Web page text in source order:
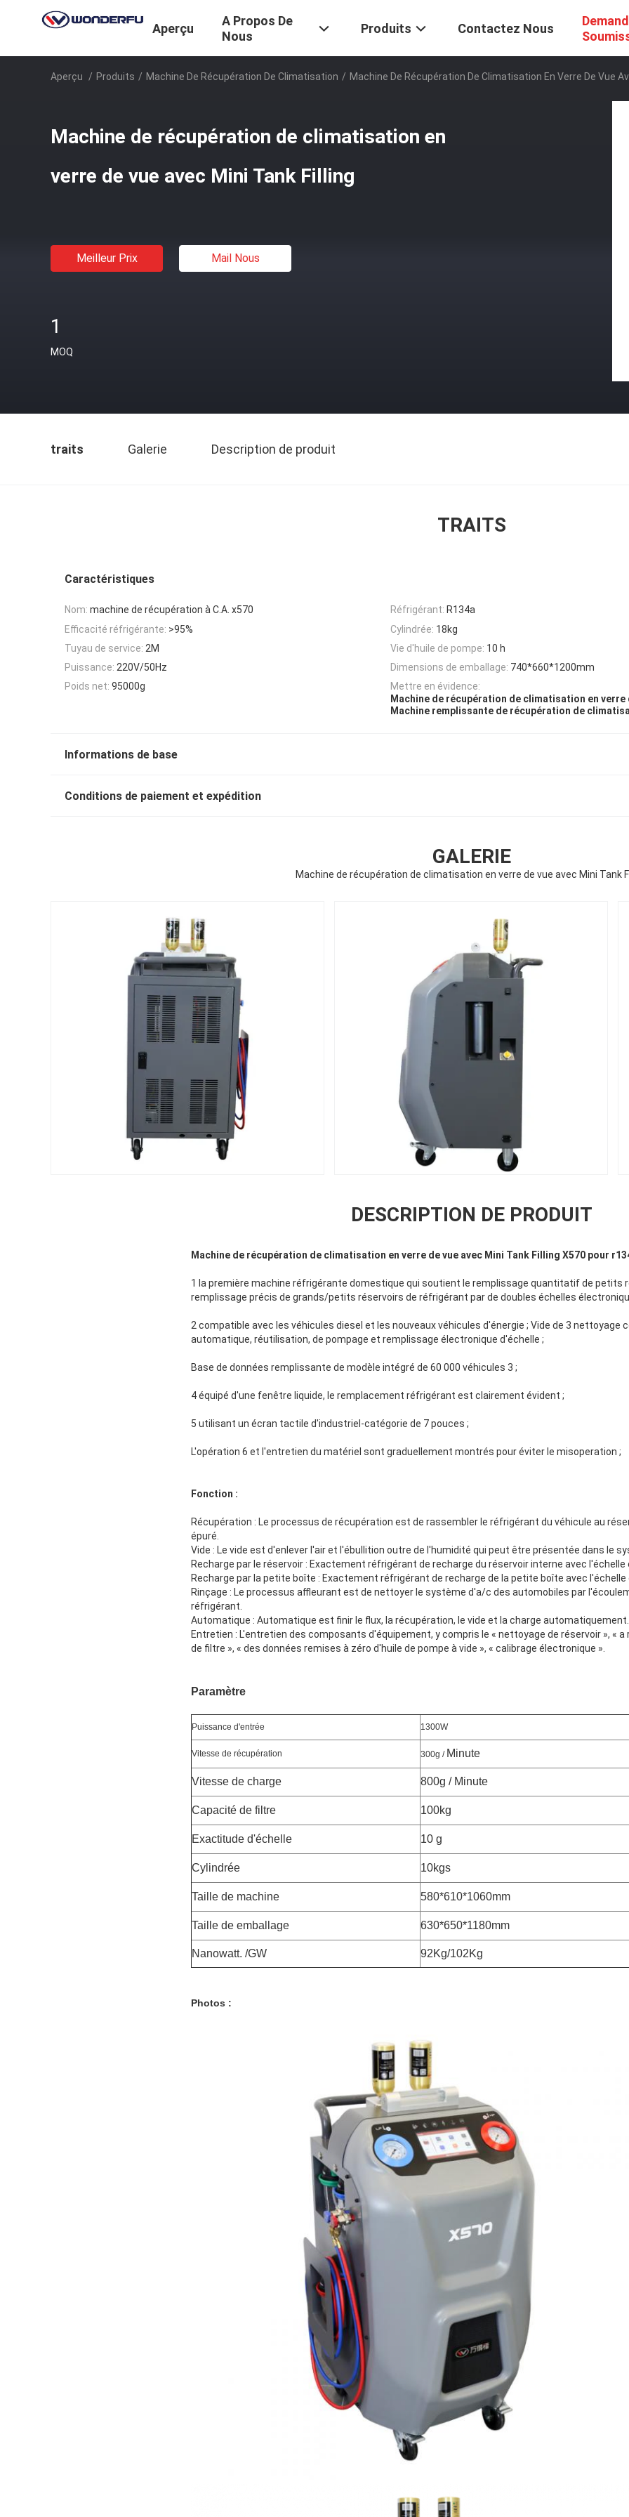
Aperçu
A Propos De
Nous
Produits Contactez Nous
Aperçu / Produits / Machine De Récupération De Climatisation / Machine De Récupération De Climatisation En Verre De Vue
Machine de récupération de climatisation en
verre de vue avec Mini Tank Filling
Meilleur Prix Mail Nous
1
MOQ
traits Galerie Description de produit
TRAITS
Caractéristiques
Nom: machine de récupération à C.A. x570 Réfrigérant: R134a
Efficacité réfrigérante: >95% Cylindrée: 18kg
Tuyau de service: 2M Vie d'huile de pompe: 10 h
Puissance: 220V/50Hz Dimensions de emballage: 740*660*1200mm
Poids net: 95000g
Mettre en évidence:
Machine de récupération de climatisation en verre
Machine remplissante de récupération de
Informations de base
Conditions de paiement et expédition
GALERIE
Machine de récupération de climatisation en verre de vue avec Mini Tank
DESCRIPTION DE PRODUIT
Machine de récupération de climatisation en verre de vue avec Mini Tank Filling X570 pour
1 la première machine réfrigérante domestique qui soutient le remplissage quantitatif de petits
remplissage précis de grands/petits réservoirs de réfrigérant par de doubles échelles
2 compatible avec les véhicules diesel et les nouveaux véhicules d'énergie ; Vide de 3 nettoyage
automatique, réutilisation, de pompage et remplissage électronique d'échelle ;
Base de données remplissante de modèle intégré de 60 000 véhicules 3 ;
4 équipé d'une fenêtre liquide, le remplacement réfrigérant est clairement évident ;
5 utilisant un écran tactile d'industriel-catégorie de 7 pouces ;
L'opération 6 et l'entretien du matériel sont graduellement montrés pour éviter le misoperation ;
Fonction :
Récupération : Le processus de récupération est de rassembler le réfrigérant du véhicule au
épuré.
Vide : Le vide est d'enlever l'air et l'ébullition outre de l'humidité qui peut être présentée dans le
Recharge par le réservoir : Exactement réfrigérant de recharge du réservoir interne avec
Recharge par la petite boîte : Exactement réfrigérant de recharge de la petite boîte avec
Rinçage : Le processus affleurant est de nettoyer le système d'a/c des automobiles par
réfrigérant.
Automatique : Automatique est finir le flux, la récupération, le vide et la charge automatiquement.
Entretien : L'entretien des composants d'équipement, y compris le « nettoyage de réservoir », «
de filtre », « des données remises à zéro d'huile de pompe à vide », « calibrage électronique ».
Paramètre
Puissance d'entrée 1300W
Vitesse de récupération 300g / Minute
Vitesse de charge 800g / Minute
Capacité de filtre 100kg
Exactitude d'échelle 10 g
Cylindrée 10kgs
Taille de machine 580*610*1060mm
Taille de emballage 630*650*1180mm
Nanowatt. /GW 92Kg/102Kg
Photos :